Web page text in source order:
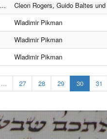
Wladimir Pikman
Wladimir Pikman
Wladimir Pikman
... 27 28 29 30 31